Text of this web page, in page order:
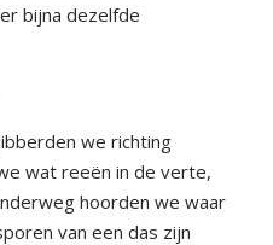
bijna dezelfde
we richting
wat reeën in de verte,
hoorden we waar
van een das zijn